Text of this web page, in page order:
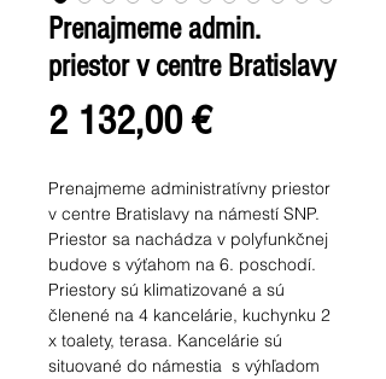
Prenajmeme admin.
priestor v centre Bratislavy
2 132,00 €Cena
Prenajmeme administratívny priestor
v centre Bratislavy na námestí SNP.
Priestor sa nachádza v polyfunkčnej
budove s výťahom na 6. poschodí.
Priestory sú klimatizované a sú
členené na 4 kancelárie, kuchynku 2
x toalety, terasa. Kancelárie sú
situované do námestia s výhľadom